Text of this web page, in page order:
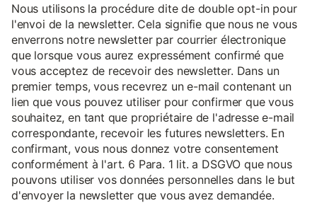
Nous utilisons la procédure dite de double opt-in pour
l'envoi de la newsletter. Cela signifie que nous ne vous
enverrons notre newsletter par courrier électronique
que lorsque vous aurez expressément confirmé que
vous acceptez de recevoir des newsletter. Dans un
premier temps, vous recevrez un e-mail contenant un
lien que vous pouvez utiliser pour confirmer que vous
souhaitez, en tant que propriétaire de l'adresse e-mail
correspondante, recevoir les futures newsletters. En
confirmant, vous nous donnez votre consentement
conformément à l'art. 6 Para. 1 lit. a DSGVO que nous
pouvons utiliser vos données personnelles dans le but
d'envoyer la newsletter que vous avez demandée.